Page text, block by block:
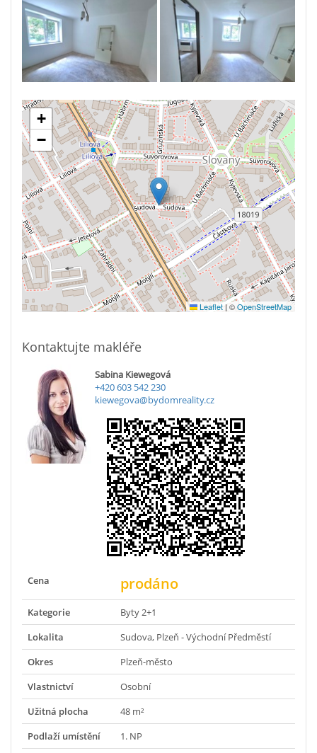
+
−
Leaflet |©OpenStreetMap
Kontaktujte makléře
Sabina Kiewegová
+420 603 542 230
kiewegova@bydomreality.cz
Cena prodáno
Kategorie
Byty 2+1
Lokalita
Sudova, Plzeň - Východní Předměstí
Okres
Plzeň-město
Vlastnictví
Osobní
Užitná plocha
48 m²
Podlaží umístění
1. NP